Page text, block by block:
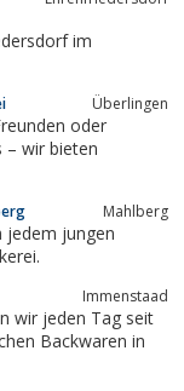
im
Überlingen
oder
Mahlberg
Immenstaad
wir jeden Tag seit
Backwaren in